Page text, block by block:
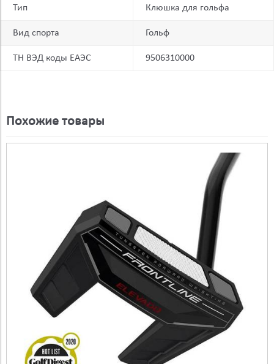
Тип Клюшка для гольфа
Вид спорта Гольф
ТН ВЭД коды ЕАЭС 9506310000
Похожие товары